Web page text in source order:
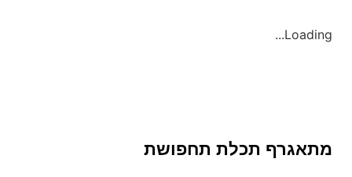
Loading...
מתאגרף תכלת תחפושת